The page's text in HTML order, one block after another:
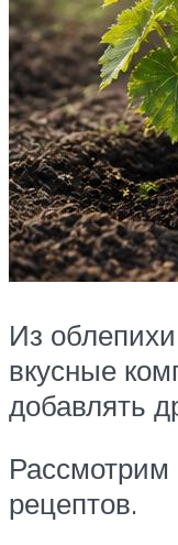
Из
вкусные
добавлять
Рассмотрим
рецептов.